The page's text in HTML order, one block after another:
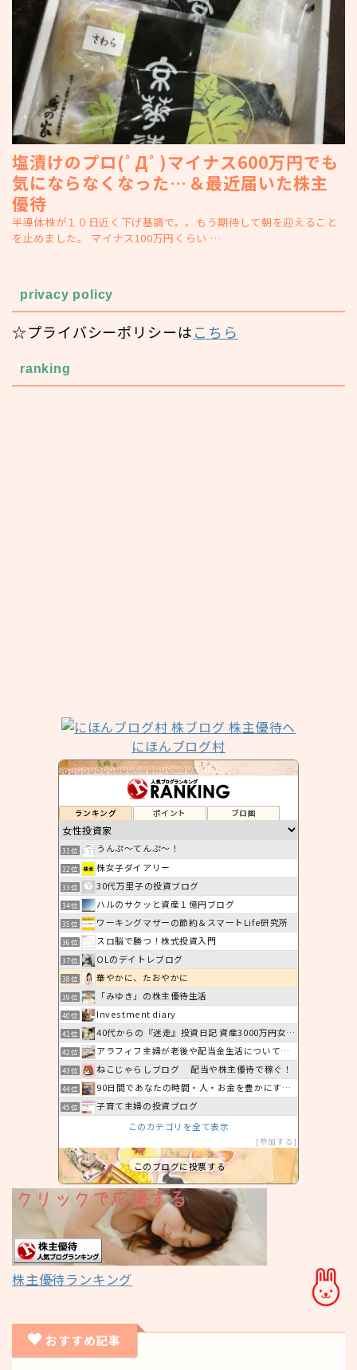
塩漬けのプロ(ﾟДﾟ)マイナス600万円でも
気にならなくなった…＆最近届いた株主
優待
半導体株が１０日近く下げ基調で。。もう期待して朝を迎えること
を止めました。 マイナス100万円くらい …
privacy policy
☆プライバシーポリシーはこちら
ranking
にほんブログ村
ランキング ポイント ブロ画
31位 うんぷ〜てんぷ〜！
32位 株女子ダイアリー
33位 30代万里子の投資ブログ
34位 ハルのサクッと資産１億円ブログ
35位 ワーキングマザーの節約＆スマートLife研究所
36位 スロ脳で勝つ！株式投資入門
37位 OLのデイトレブログ
38位 華やかに、たおやかに
39位 「みゆき」の株主優待生活
40位 Investment diary
41位 40代からの『迷走』投資日記 資産3000万円女子のリアル
42位 アラフィフ主婦が老後や配当金生活について考えるブログ
43位 ねこじゃらしブログ 配当や株主優待で稼ぐ！
44位 90日間であなたの時間・人・お金を豊かにする！節税・資産運用
45位
子育て主婦の投資ブログ
このカテゴリを全て表示
参加する
このブログに投票する
株主優待ランキング
おすすめ記事